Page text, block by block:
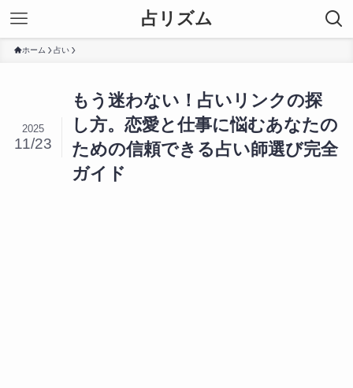
占リズム
ホーム 占い
もう迷わない！占いリンクの探
し方。恋愛と仕事に悩むあなたの
ための信頼できる占い師選び完全
ガイド
2025
11/23